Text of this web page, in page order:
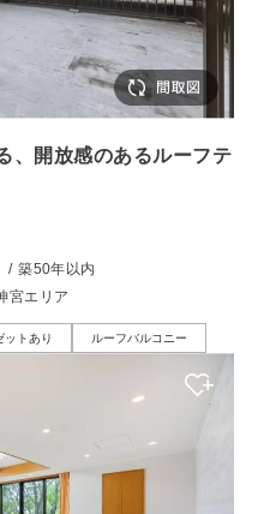
開放感のあるルーフテ
/ 築50年以内
宮エリア
ットあり ルーフバルコニー